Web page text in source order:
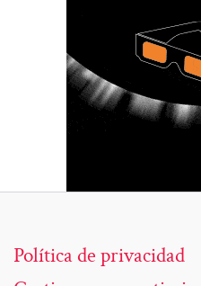
Política de privacidad